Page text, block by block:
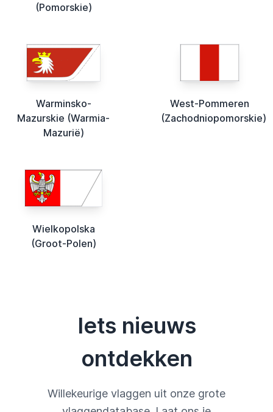
(Pomorskie)
Warminsko-
Mazurskie (Warmia-
Mazurië)
West-Pommeren
(Zachodniopomorskie)
Wielkopolska
(Groot-Polen)
Iets nieuws
ontdekken
Willekeurige vlaggen uit onze grote